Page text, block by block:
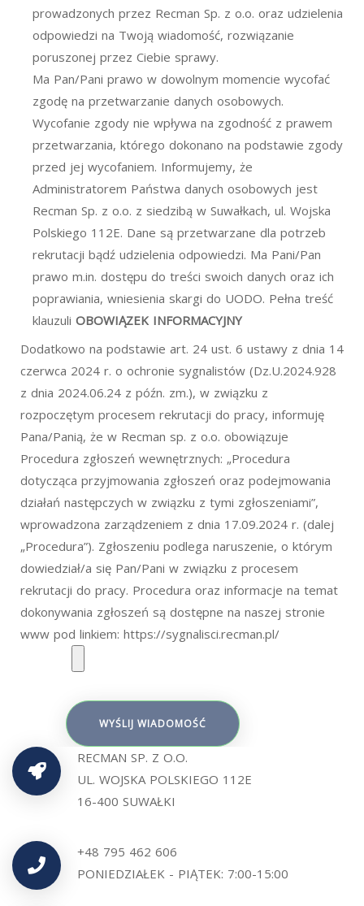
prowadzonych przez Recman Sp. z o.o. oraz udzielenia
odpowiedzi na Twoją wiadomość, rozwiązanie
poruszonej przez Ciebie sprawy.
Ma Pan/Pani prawo w dowolnym momencie wycofać
zgodę na przetwarzanie danych osobowych.
Wycofanie zgody nie wpływa na zgodność z prawem
przetwarzania, którego dokonano na podstawie zgody
przed jej wycofaniem. Informujemy, że
Administratorem Państwa danych osobowych jest
Recman Sp. z o.o. z siedzibą w Suwałkach, ul. Wojska
Polskiego 112E. Dane są przetwarzane dla potrzeb
rekrutacji bądź udzielenia odpowiedzi. Ma Pani/Pan
prawo m.in. dostępu do treści swoich danych oraz ich
poprawiania, wniesienia skargi do UODO. Pełna treść
klauzuli OBOWIĄZEK INFORMACYJNY
Dodatkowo na podstawie art. 24 ust. 6 ustawy z dnia 14
czerwca 2024 r. o ochronie sygnalistów (Dz.U.2024.928
z dnia 2024.06.24 z późn. zm.), w związku z
rozpoczętym procesem rekrutacji do pracy, informuję
Pana/Panią, że w Recman sp. z o.o. obowiązuje
Procedura zgłoszeń wewnętrznych: „Procedura
dotycząca przyjmowania zgłoszeń oraz podejmowania
działań następczych w związku z tymi zgłoszeniami”,
wprowadzona zarządzeniem z dnia 17.09.2024 r. (dalej
„Procedura”). Zgłoszeniu podlega naruszenie, o którym
dowiedział/a się Pan/Pani w związku z procesem
rekrutacji do pracy. Procedura oraz informacje na temat
dokonywania zgłoszeń są dostępne na naszej stronie
www pod linkiem: https://sygnalisci.recman.pl/
RECMAN SP. Z O.O.
UL. WOJSKA POLSKIEGO 112E
16-400 SUWAŁKI
+48 795 462 606
PONIEDZIAŁEK - PIĄTEK: 7:00-15:00